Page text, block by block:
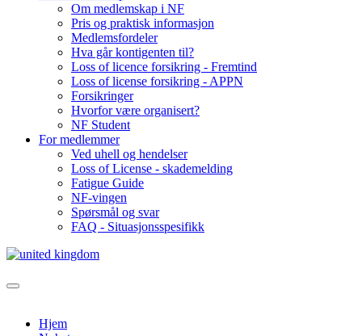
Om medlemskap i NF
Pris og praktisk informasjon
Medlemsfordeler
Hva går kontigenten til?
Loss of licence forsikring - Fremtind
Loss of license forsikring - APPN
Forsikringer
Hvorfor være organisert?
NF Student
For medlemmer
Ved uhell og hendelser
Loss of License - skademelding
Fatigue Guide
NF-vingen
Spørsmål og svar
FAQ - Situasjonsspesifikk
Hjem